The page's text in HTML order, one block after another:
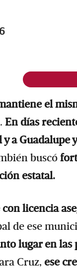
el
En días
y a Guadalupe
buscó
estatal.
licencia
de ese
lugar en las
Cruz, ese